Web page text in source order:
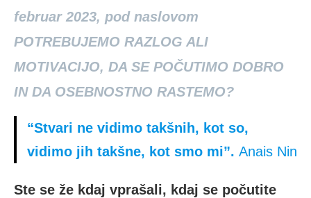
februar 2023, pod naslovom
POTREBUJEMO RAZLOG ALI
MOTIVACIJO, DA SE POČUTIMO DOBRO
IN DA OSEBNOSTNO RASTEMO?
“Stvari ne vidimo takšnih, kot so,
vidimo jih takšne, kot smo mi”. Anais Nin
Ste se že kdaj vprašali, kdaj se počutite